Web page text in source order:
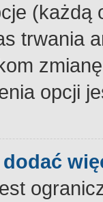
trwania
opcji